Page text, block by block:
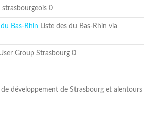
strasbourgeois 0
Bas-Rhin Liste des du Bas-Rhin via
Group Strasbourg 0
développement de Strasbourg et alentours